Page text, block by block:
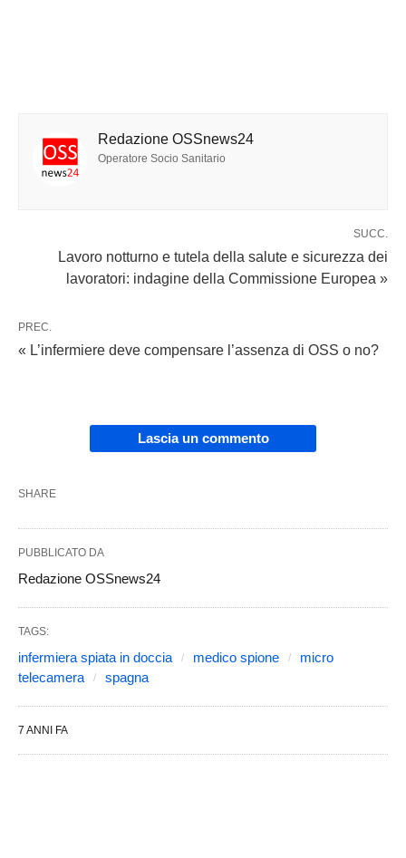
Redazione OSSnews24
Operatore Socio Sanitario
SUCC.
Lavoro notturno e tutela della salute e sicurezza dei
lavoratori: indagine della Commissione Europea »
PREC.
« L’infermiere deve compensare l’assenza di OSS o no?
Lascia un commento
SHARE
PUBBLICATO DA
Redazione OSSnews24
TAGS:
infermiera spiata in doccia medico spione
micro
telecamera
spagna
7 ANNI FA